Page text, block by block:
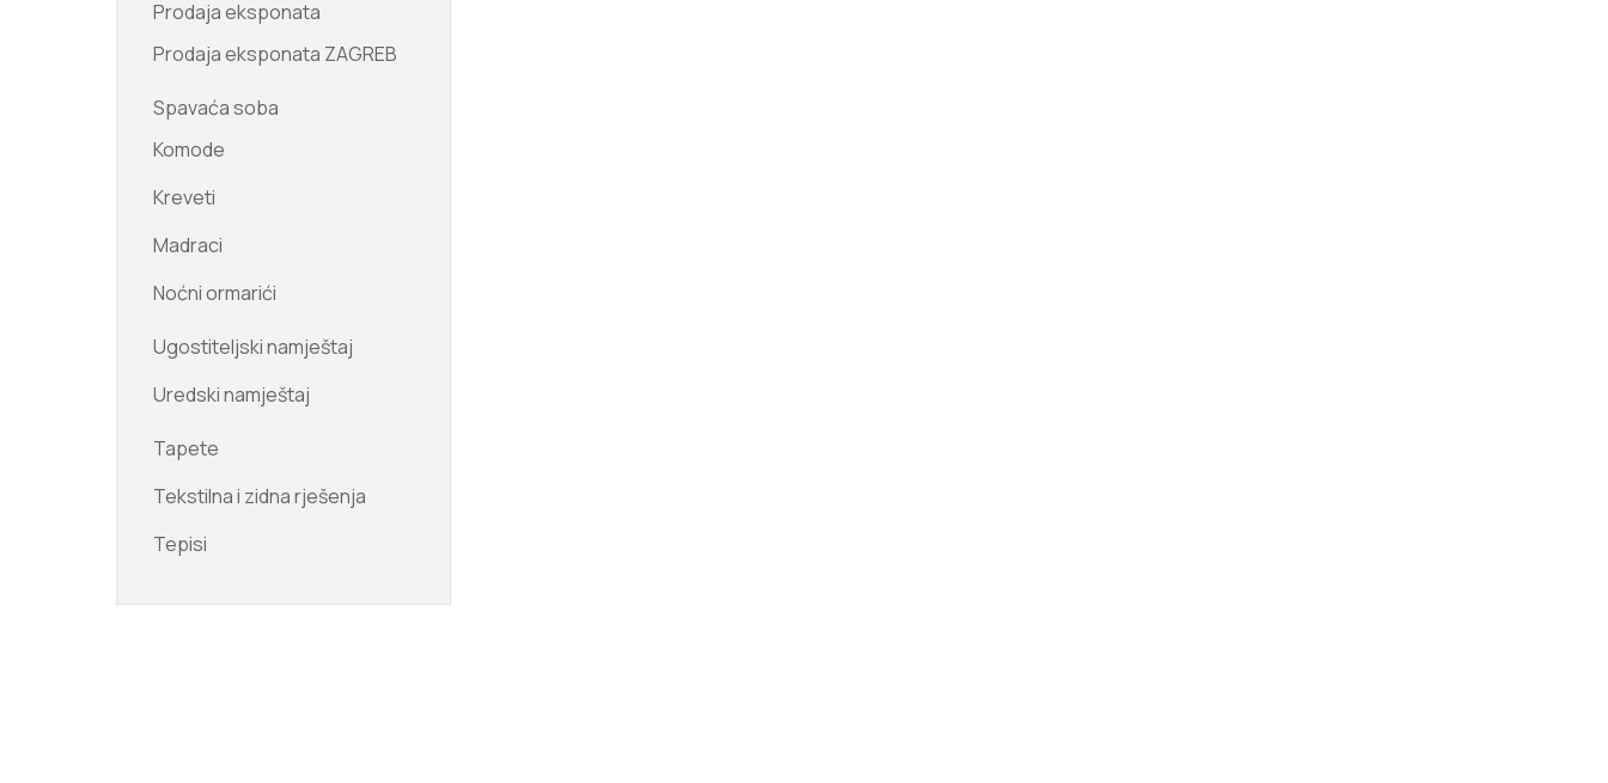
Prodaja eksponata
Prodaja eksponata ZAGREB
Spavaća soba
Komode
Kreveti
Madraci
Noćni ormarići
Ugostiteljski namještaj
Uredski namještaj
Tapete
Tekstilna i zidna rješenja
Tepisi